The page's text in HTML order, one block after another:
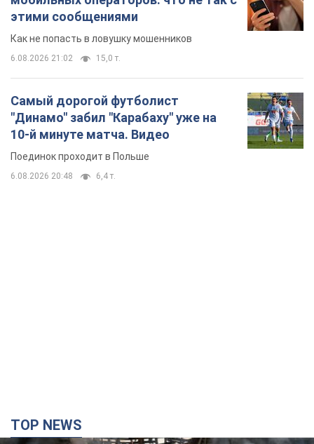
этими сообщениями
Как не попасть в ловушку мошенников
6.08.2026 21:02 15,0 т.
Самый дорогой футболист
"Динамо" забил "Карабаху" уже на
10-й минуте матча. Видео
Поединок проходит в Польше
6.08.2026 20:48 6,4 т.
TOP NEWS